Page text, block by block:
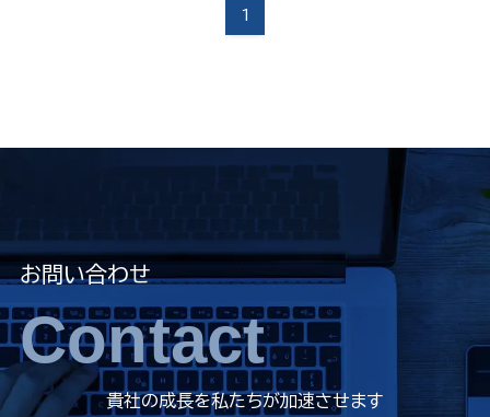
1
お問い合わせ
Contact
貴社の成長を私たちが加速させます